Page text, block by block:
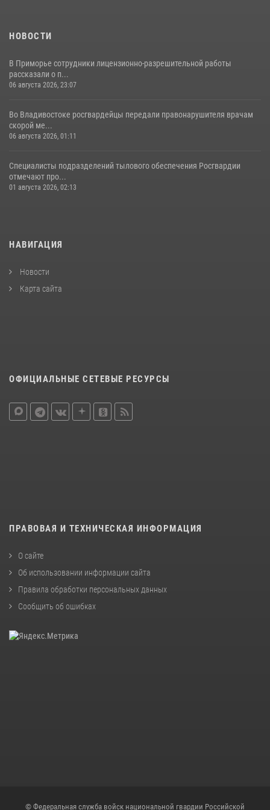
НОВОСТИ
В Приморье сотрудники лицензионно-разрешительной работы
рассказали о п...
06 августа 2026, 23:07
Во Владивостоке росгвардейцы передали правонарушителя врачам
скорой ме...
06 августа 2026, 01:11
Специалисты подразделений тылового обеспечения Росгвардии
отмечают про...
01 августа 2026, 02:13
НАВИГАЦИЯ
Новости
Карта сайта
ОФИЦИАЛЬНЫЕ СЕТЕВЫЕ РЕСУРСЫ
ПРАВОВАЯ И ТЕХНИЧЕСКАЯ ИНФОРМАЦИЯ
О сайте
Об использовании информации сайта
Правила обработки персональных данных
Сообщить об ошибках
© Федеральная служба войск национальной гвардии Российской